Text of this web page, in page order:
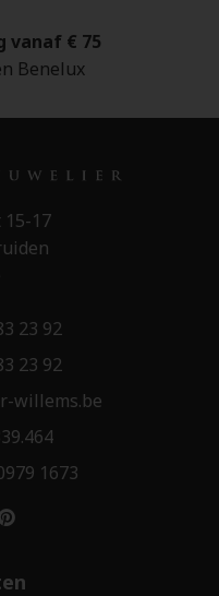
vanaf € 75
Benelux
17
23 92
23 92
willems.be
1673